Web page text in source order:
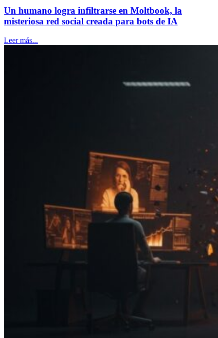
Un humano logra infiltrarse en Moltbook, la
misteriosa red social creada para bots de IA
Leer más...